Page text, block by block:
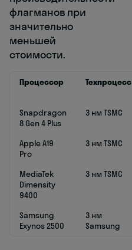
флагманов при
значительно
меньшей
стоимости.
Процессор Техпроцесс
Snapdragon
8 Gen 4 Plus
3 нм TSMC
Apple A19
Pro
3 нм TSMC
MediaTek
Dimensity
9400
3 нм TSMC
Samsung
Exynos 2500
3 нм
Samsung